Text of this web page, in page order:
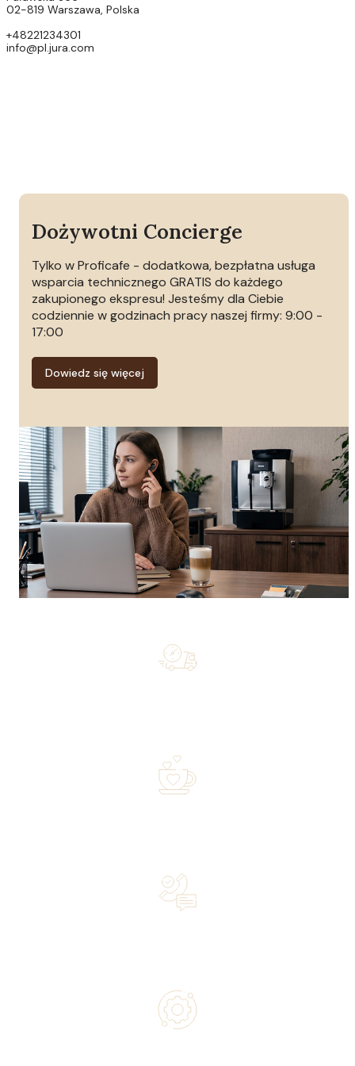
02-819 Warszawa, Polska
+48221234301
info@pl.jura.com
Dożywotni Concierge
Tylko w Proficafe - dodatkowa, bezpłatna usługa
wsparcia technicznego GRATIS do każdego
zakupionego ekspresu! Jesteśmy dla Ciebie
codziennie w godzinach pracy naszej firmy: 9:00 -
17:00
Dowiedz się więcej